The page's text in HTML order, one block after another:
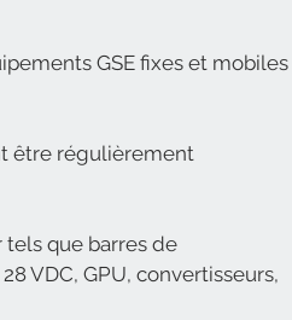
GSE fixes et mobiles
être régulièrement
tels que barres de
VDC, GPU, convertisseurs,